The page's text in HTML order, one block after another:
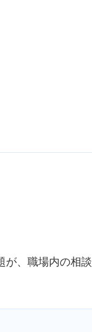
、職場内の相